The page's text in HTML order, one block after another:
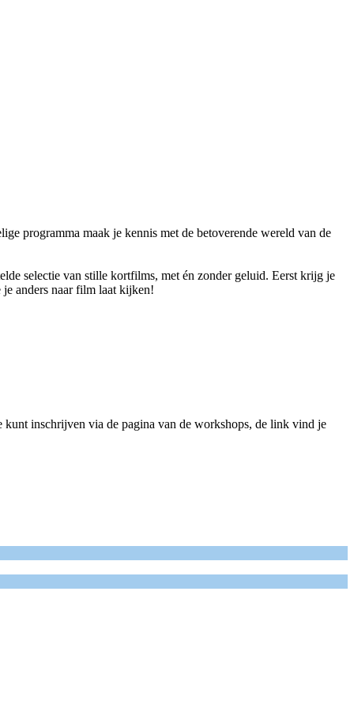
programma maak je kennis met de betoverende wereld van de
selectie van stille kortfilms, met én zonder geluid. Eerst krijg je
anders naar film laat kijken!
inschrijven via de pagina van de workshops, de link vind je